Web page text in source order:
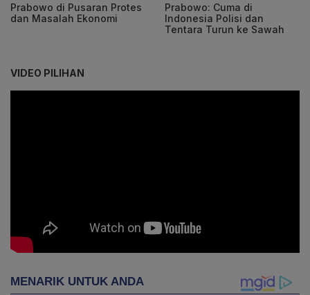
Prabowo di Pusaran Protes
dan Masalah Ekonomi
Prabowo: Cuma di
Indonesia Polisi dan
Tentara Turun ke Sawah
VIDEO PILIHAN